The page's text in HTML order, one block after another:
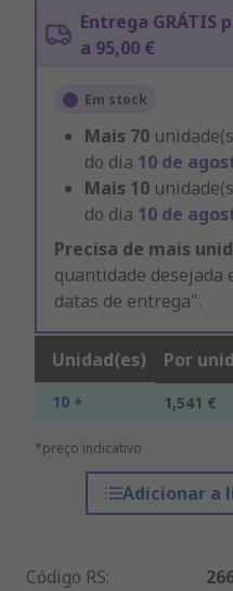
Entrega GRÁTIS
a 95,00 €
Em stock
Mais 70
do dia 10 de
Mais 10
do dia 10 de
Precisa de mais
quantidade desejada
datas de entrega".
Unidad(es) Por
10 + 1,541 €
*preço indicativo
Adicionar a
Código RS: